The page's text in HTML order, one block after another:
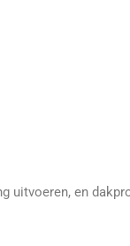
uitvoeren, en